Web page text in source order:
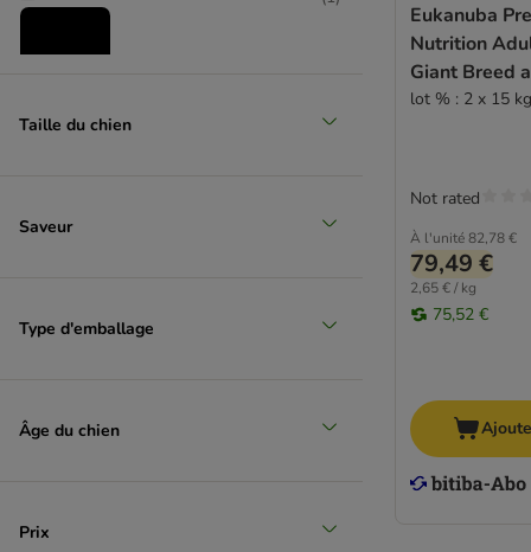
Virbac Veterinary HPM
animonda Integra
Trovet
Friandises
Lait
Taille du chien
Saveur
Type d'emballage
Âge du chien
Prix
Eukanuba
Nutrition
Giant Breed
lot % : 2 x 15 kg
À l'unité82,78 €
79,49 €
2,65 € / kg
75,52 €
Not rated